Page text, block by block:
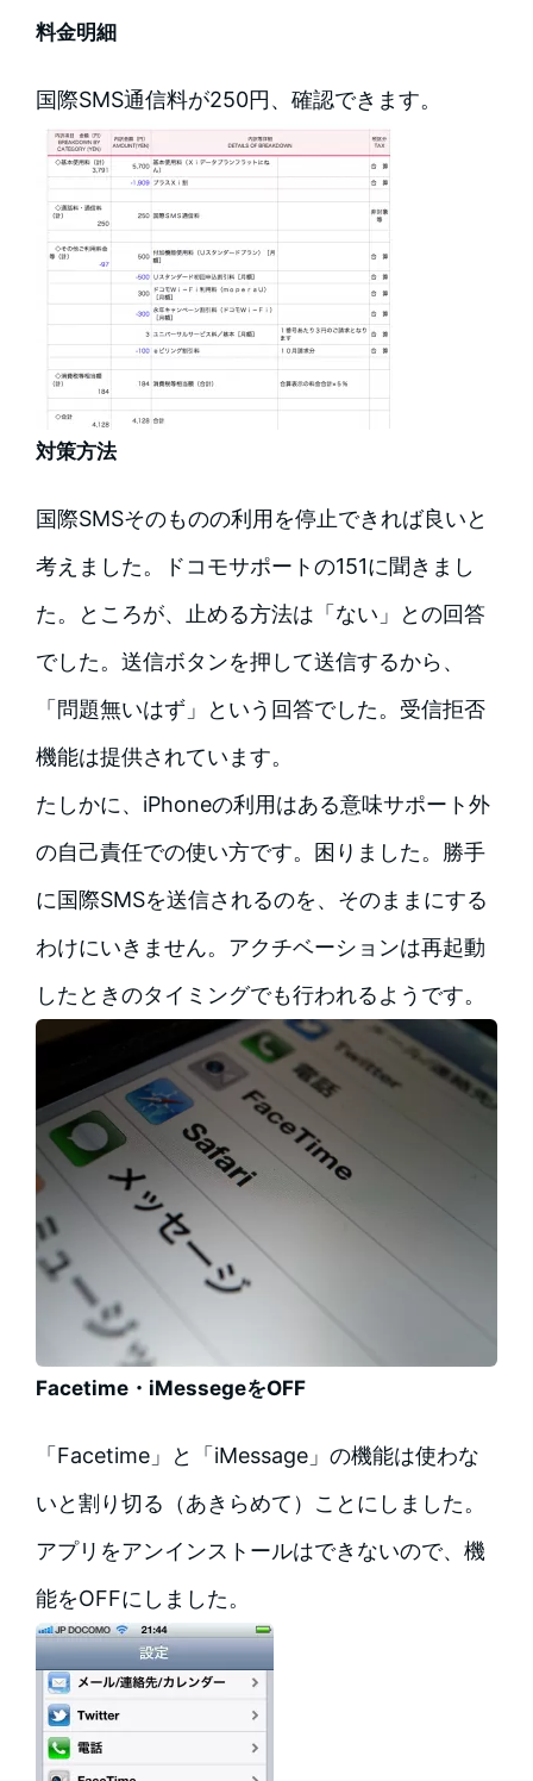
料金明細
国際SMS通信料が250円、確認できます。
対策方法
国際SMSそのものの利用を停止できれば良いと
考えました。ドコモサポートの151に聞きまし
た。ところが、止める方法は「ない」との回答
でした。送信ボタンを押して送信するから、
「問題無いはず」という回答でした。受信拒否
機能は提供されています。
たしかに、iPhoneの利用はある意味サポート外
の自己責任での使い方です。困りました。勝手
に国際SMSを送信されるのを、そのままにする
わけにいきません。アクチベーションは再起動
したときのタイミングでも行われるようです。
Facetime・iMessegeをOFF
「Facetime」と「iMessage」の機能は使わな
いと割り切る（あきらめて）ことにしました。
アプリをアンインストールはできないので、機
能をOFFにしました。